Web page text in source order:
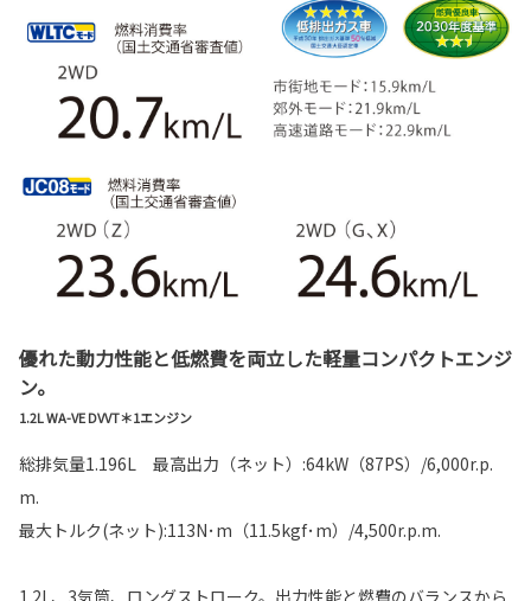
優れた動力性能と低燃費を両立した軽量コンパクトエンジ
ン。
1.2L WA-VE DVVT＊1エンジン
総排気量1.196L 最高出力（ネット）:64kW（87PS）/6,000r.p.
m.
最大トルク(ネット):113N･m（11.5kgf･m）/4,500r.p.m.